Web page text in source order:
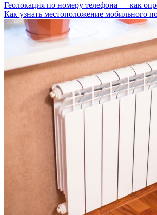
Геолокация по номеру телефона — как
Как узнать местоположение мобильного